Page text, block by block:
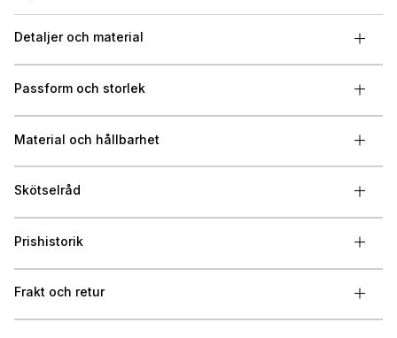
Detaljer och material
Passform och storlek
Material och hållbarhet
Skötselråd
Prishistorik
Frakt och retur